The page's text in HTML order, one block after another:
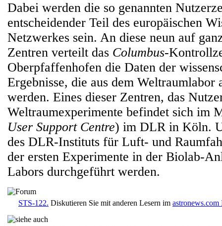
Dabei werden die so genannten
entscheidender Teil des europäischen
Netzwerkes sein. An diese neun auf
Zentren verteilt das Columbus-
Oberpfaffenhofen die Daten der
Ergebnisse, die aus dem
werden. Eines dieser Zentren, das
Weltraumexperimente befindet sich im
User Support Centre) im DLR in Köln.
des DLR-Instituts für Luft- und
der ersten Experimente in der Biolab-
Labors durchgeführt werden.
STS-122. Diskutieren Sie mit anderen Lesern im astronews.com